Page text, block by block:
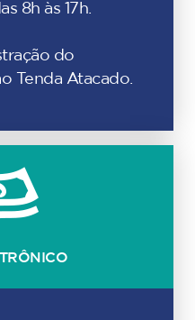
8h às 17h.
do
Tenda Atacado.